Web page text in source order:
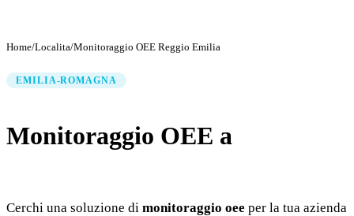
Home/Localita/Monitoraggio OEE Reggio Emilia
EMILIA-ROMAGNA
Monitoraggio OEE a
Cerchi una soluzione di monitoraggio oee per la tua azienda